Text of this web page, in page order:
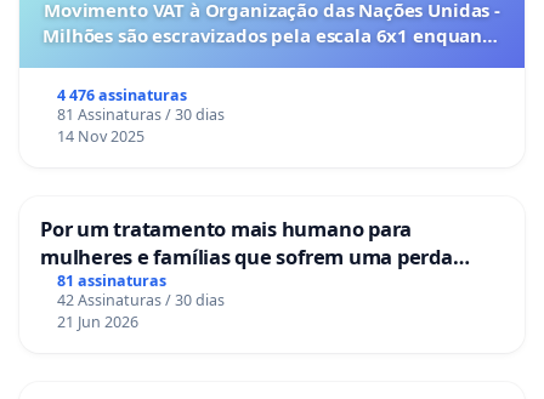
Movimento VAT à Organização das Nações Unidas -
Milhões são escravizados pela escala 6x1 enquanto
4 476 assinaturas
81 Assinaturas / 30 dias
14 Nov 2025
Por um tratamento mais humano para
mulheres e famílias que sofrem uma perda
gestacional nos hospitais portugueses
81 assinaturas
42 Assinaturas / 30 dias
21 Jun 2026